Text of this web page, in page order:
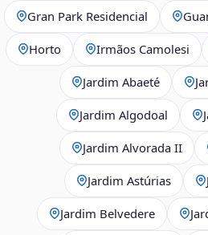
Gran Park Residencial
Horto Irmãos Camolesi
Jardim Abaeté
Jardim Algodoal
Jardim Alvorada II
Jardim Astúrias
Jardim Belvedere